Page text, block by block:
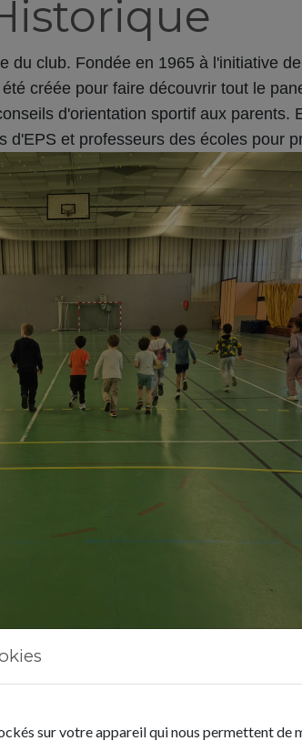
club. Fondée en 1965 à l'initiative
créée pour faire découvrir tout le
d'orientation sportif aux parents.
d'EPS et professeurs des écoles pour
chaque mercredi participer à une
sur votre appareil qui nous permettent de